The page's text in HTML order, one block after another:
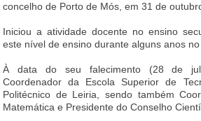
concelho de Porto de Mós, em 31 de
Iniciou a atividade docente no ensino
este nível de ensino durante alguns anos
À data do seu falecimento (28 de
Coordenador da Escola Superior de
Politécnico de Leiria, sendo também
Matemática e Presidente do Conselho